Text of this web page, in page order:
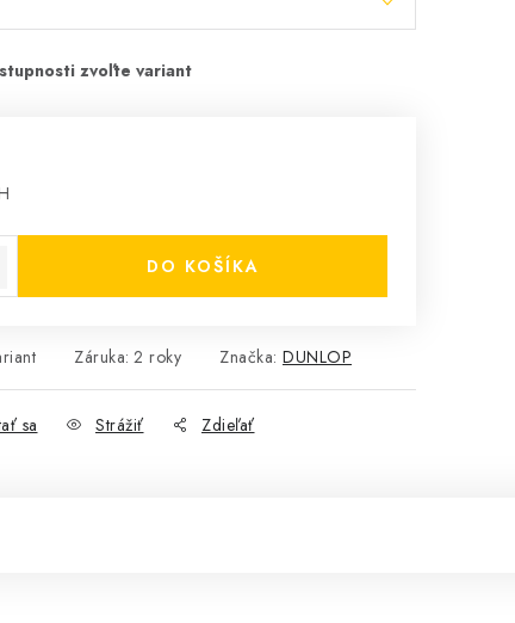
DO KOŠÍKA
Záruka: 2 roky Značka: DUNLOP
sa Strážiť Zdieľať